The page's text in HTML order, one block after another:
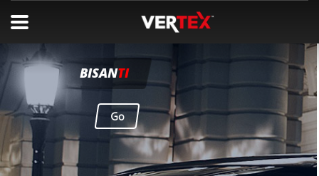
BISANTI
Go